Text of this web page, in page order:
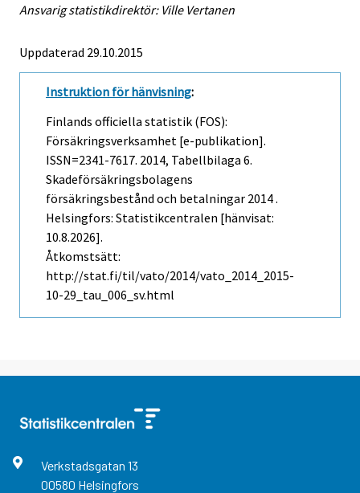
Ansvarig statistikdirektör: Ville Vertanen
Uppdaterad 29.10.2015
Instruktion för hänvisning:
Finlands officiella statistik (FOS):
Försäkringsverksamhet [e-publikation].
ISSN=2341-7617. 2014, Tabellbilaga 6.
Skadeförsäkringsbolagens
försäkringsbestånd och betalningar 2014 .
Helsingfors: Statistikcentralen [hänvisat:
10.8.2026].
Åtkomstsätt:
http://stat.fi/til/vato/2014/vato_2014_2015-
10-29_tau_006_sv.html
Verkstadsgatan 13
00580 Helsingfors